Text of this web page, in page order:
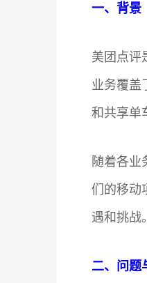
一、背景
美团点评
业务覆盖
和共享单
随着各业
们的移动
遇和挑战。
二、问题